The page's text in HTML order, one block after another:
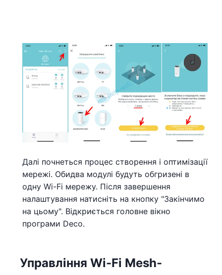
Далі почнеться процес створення і оптимізації
мережі. Обидва модулі будуть обгризені в
одну Wi-Fi мережу. Після завершення
налаштування натисніть на кнопку "Закінчимо
на цьому". Відкриється головне вікно
програми Deco.
Управління Wi-Fi Mesh-